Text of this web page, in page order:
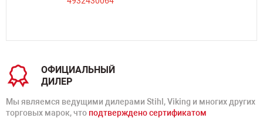
ОФИЦИАЛЬНЫЙ
ДИЛЕР
Мы являемся ведущими дилерами Stihl, Viking и многих других
торговых марок, что подтверждено сертификатом